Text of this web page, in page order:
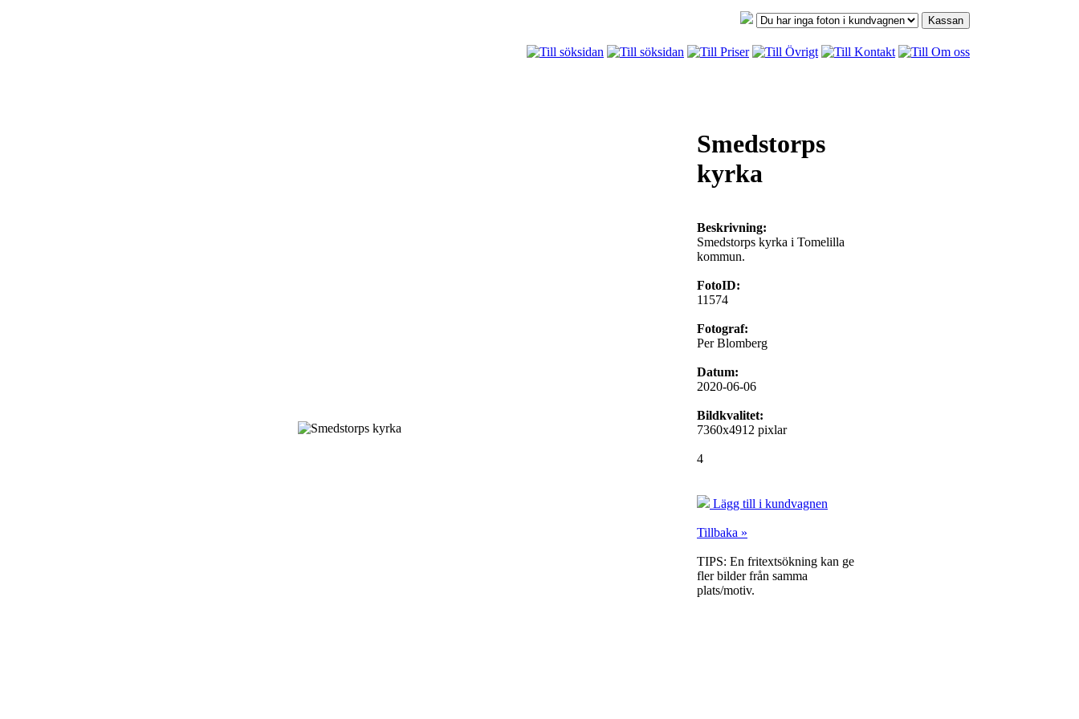
Smedstorps
kyrka
Beskrivning:
Smedstorps kyrka i Tomelilla
kommun.
FotoID:
11574
Fotograf:
Per Blomberg
Datum:
2020-06-06
Bildkvalitet:
7360x4912 pixlar
4
Lägg till i kundvagnen
Tillbaka »
TIPS: En fritextsökning kan ge
fler bilder från samma
plats/motiv.